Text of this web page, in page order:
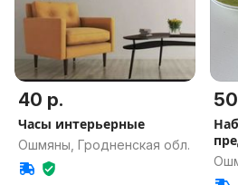
40 р.
Часы интерьерные
Ошмяны, Гродненская обл.